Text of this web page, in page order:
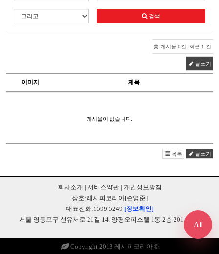
검색
총 게시물 0건, 최근 1 건
글쓰기
이미지 제목
게시물이 없습니다.
목록 글쓰기
회사소개 | 서비스약관| 개인정보방침
상호:레시피코리아[손영준]
대표전화:1599-5249 [정보확인]
서울 영등포구 선유서로 21길 14, 양평오피스텔 1동 2층 201-B248
Copyright 2013 레시피코리아 ©
AI